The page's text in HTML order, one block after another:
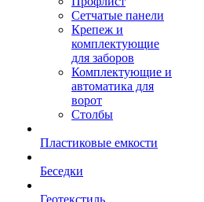
Сетчатые панели
Крепеж и
комплектующие
для заборов
Комплектующие и
автоматика для
ворот
Столбы
Пластиковые емкости
Беседки
Геотекстиль